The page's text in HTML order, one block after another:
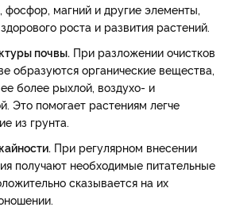
фосфор, магний и другие элементы,
роста и развития растений.
почвы. При разложении очистков
образуются органические вещества,
более рыхлой, воздухо- и
Это помогает растениям легче
из грунта.
При регулярном внесении
получают необходимые питательные
сказывается на их